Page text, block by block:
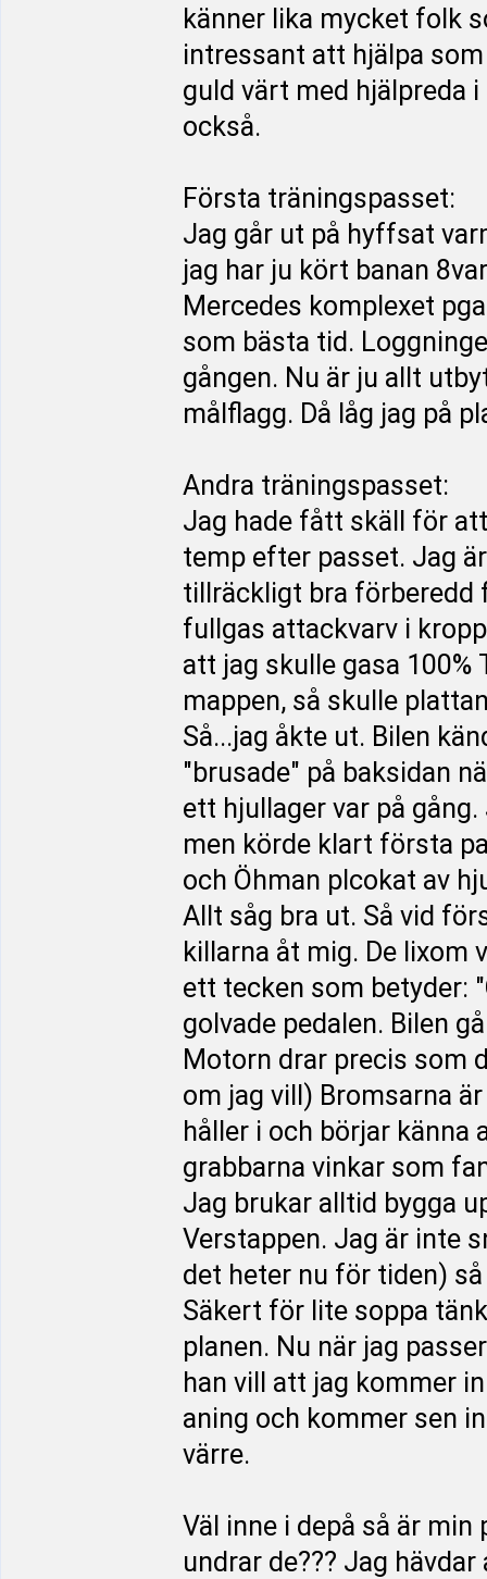
känner lika mycket folk
intressant att hjälpa
guld värt med hjälpreda
också.
Första träningspasset:
Jag går ut på hyffsat
jag har ju kört banan
Mercedes komplexet
som bästa tid.
gången. Nu är ju allt
målflagg. Då låg jag på
Andra träningspasset:
Jag hade fått skäll för
temp efter passet. Jag
tillräckligt bra förberedd
fullgas attackvarv i
att jag skulle gasa 100%
mappen, så skulle
Så...jag åkte ut. Bilen
"brusade" på baksidan
ett hjullager var på
men körde klart första
och Öhman plcokat av
Allt såg bra ut. Så vid
killarna åt mig. De lixom
ett tecken som betyder:
golvade pedalen. Bilen
Motorn drar precis som
om jag vill) Bromsarna
håller i och börjar känna
grabbarna vinkar som
Jag brukar alltid bygga
Verstappen. Jag är inte
det heter nu för tiden)
Säkert för lite soppa
planen. Nu när jag
han vill att jag kommer
aning och kommer sen
värre.
Väl inne i depå så är
undrar de??? Jag